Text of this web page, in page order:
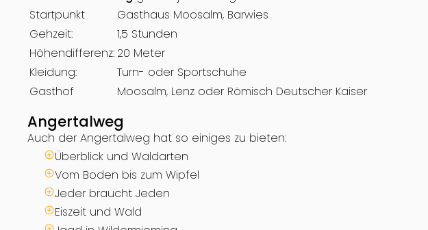
Startpunkt
Gasthaus Moosalm, Barwies
Gehzeit:
1,5 Stunden
Höhendifferenz: 20 Meter
Kleidung:
Turn- oder Sportschuhe
Gasthof
Moosalm, Lenz oder Römisch Deutscher Kaiser
Angertalweg
Auch der Angertalweg hat so einiges zu bieten:
Überblick und Waldarten
Vom Boden bis zum Wipfel
Jeder braucht Jeden
Eiszeit und Wald